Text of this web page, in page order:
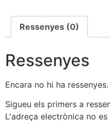
Ressenyes (0)
Ressenyes
Encara no hi ha ressenyes.
Sigueu els primers a
L'adreça electrònica no es